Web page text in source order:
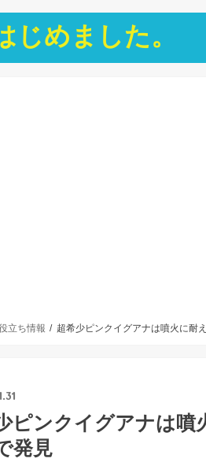
じめました。
立ち情報 超希少ピンクイグアナは噴火に耐
ピンクイグアナは噴
発見